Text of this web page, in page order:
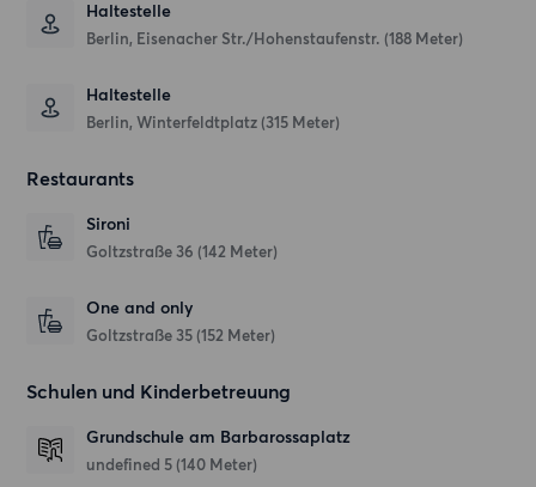
Haltestelle
Berlin, Eisenacher Str./Hohenstaufenstr. (188 Meter)
Haltestelle
Berlin, Winterfeldtplatz (315 Meter)
Restaurants
Sironi
Goltzstraße 36 (142 Meter)
One and only
Goltzstraße 35 (152 Meter)
Schulen und Kinderbetreuung
Grundschule am Barbarossaplatz
undefined 5 (140 Meter)